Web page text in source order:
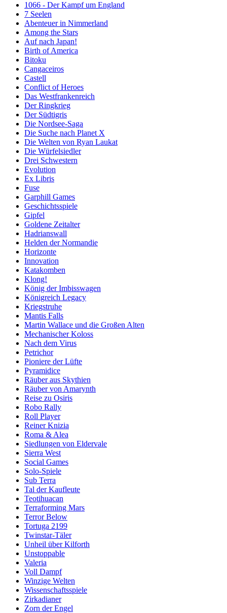
1066 - Der Kampf um England
7 Seelen
Abenteuer in Nimmerland
Among the Stars
Auf nach Japan!
Birth of America
Bitoku
Cangaceiros
Castell
Conflict of Heroes
Das Westfrankenreich
Der Ringkrieg
Der Südtigris
Die Nordsee-Saga
Die Suche nach Planet X
Die Welten von Ryan Laukat
Die Würfelsiedler
Drei Schwestern
Evolution
Ex Libris
Fuse
Garphill Games
Geschichtsspiele
Gipfel
Goldene Zeitalter
Hadrianswall
Helden der Normandie
Horizonte
Innovation
Katakomben
Klong!
König der Imbisswagen
Königreich Legacy
Kriegstruhe
Mantis Falls
Martin Wallace und die Großen Alten
Mechanischer Koloss
Nach dem Virus
Petrichor
Pioniere der Lüfte
Pyramidice
Räuber aus Skythien
Räuber von Amarynth
Reise zu Osiris
Robo Rally
Roll Player
Reiner Knizia
Roma & Alea
Siedlungen von Eldervale
Sierra West
Social Games
Solo-Spiele
Sub Terra
Tal der Kaufleute
Teotihuacan
Terraforming Mars
Terror Below
Tortuga 2199
Twinstar-Täler
Unheil über Kilforth
Unstoppable
Valeria
Voll Dampf
Winzige Welten
Wissenschaftsspiele
Zirkadianer
Zorn der Engel